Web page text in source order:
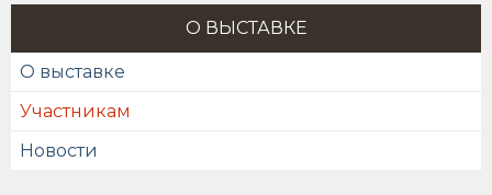
О ВЫСТАВКЕ
О выставке
Участникам
Новости